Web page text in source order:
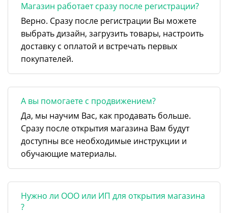
Магазин работает сразу после регистрации?
Верно. Сразу после регистрации Вы можете
выбрать дизайн, загрузить товары, настроить
доставку с оплатой и встречать первых
покупателей.
А вы помогаете с продвижением?
Да, мы научим Вас, как продавать больше.
Сразу после открытия магазина Вам будут
доступны все необходимые инструкции и
обучающие материалы.
Нужно ли ООО или ИП для открытия магазина
?